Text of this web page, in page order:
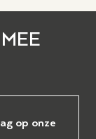
op onze